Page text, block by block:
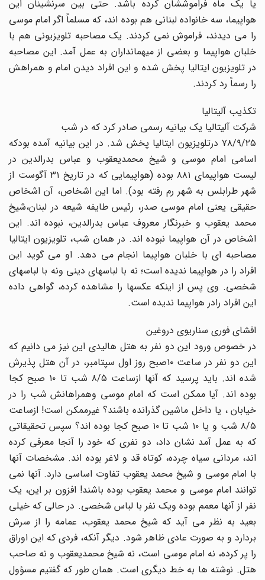
یا یک ماه فراموششان کرده باشد. حتى بین سرنشینان این
هواپیما، سه خانواده لبنانى هم بوده اند، که مسلماً اگر امام موسى
را مى دیدند، فراموش نمى کردند. یک مصاحبه تلویزیونى هم با
خلبان هواپیما و بعضى از میهمانداران به عمل آمد. این مصاحبه
در تلویزیون ایتالیا پخش شده و این افراد دیدن امام و همراهش
را رسماً رد کردند.
تکذیب آلیتالیا
شرکت آلیتالیا یک بیانیه رسمى صادر کرد که در شب
۷۸‎/۹‎/۲۵ درتلویزیون ایتالیا پخش شد. در این بیانیه آمده بودکه
اسامى امام موسى و شیخ محمدیعقوب و عباس بدرالدین در
لیست هواپیماى ۸۸۱ بوده (هواپیمایى که در تاریخ ۳۱ آگوست از
شهر طرابلس به شهر رم رفته بود). اما این اشخاص، آن اشخاص
حقیقى یعنى امام موسى صدر، رئیس طایفه شیعه در لبنان،شیخ
محمد یعقوب و خبرنگار معروف عباس بدرالدین، نبوده اند. این
اشخاص در آن هواپیما نبوده اند. در همان شب، تلویزیون ایتالیا
مصاحبه اى با خلبان هواپیما انجام مى دهد. او مى گوید این
افراد را در هواپیما ندیده است؛ نه با لباسهاى دینى ونه با لباسهاى
شخصى. وى پس از اینکه عکسها را مشاهده کرده، گواهى داده
این افراد رادر هواپیما ندیده است.
افشاى فورى سناریوى دروغین
در خصوص ورود این دو نفر به هتل هالیدى این نیز مى دانیم که
این دو نفر در ساعت ۱۰صبح روز اول سپتامبر، در آن هتل پذیرش
شده اند. باید پرسید که آنها ازساعت ۸‎/۵ شب تا ۱۰ صبح کجا
بوده اند. آیا ممکن است که امام موسى وهمراهانش شب را در
خیابان ، یا داخل ماشین گذرانده باشند؟ غیرممکن است! ازساعت
۸‎/۵ شب و یا ۱۰ شب تا ۱۰ صبح کجا بوده اند؟ سپس تحقیقاتى
که به عمل آمد نشان داد، دو نفرى که خود را آنجا معرفى کرده
اند، مردانى سیاه چرده، کوتاه قد و لاغر بوده اند. مشخصات آنها
با امام موسى و شیخ محمد یعقوب تفاوت اساسى دارد. آنها نمى
توانند امام موسى و محمد یعقوب بوده باشند! افزون بر این، یک
نفر از آنها معمم بوده ویک نفر با لباس شخصى. در حالى که خیلى
بعید به نظر مى آید که شیخ محمد یعقوب، عمامه را از سرش
بردارد و به صورت عادى ظاهر شود. دیگر آنکه، فردى که این اوراق
را پر کرده، نه امام موسى است، نه شیخ محمدیعقوب و نه صاحب
هتل. نوشته ها به خط دیگرى است. همان طور که گفتیم مسؤول